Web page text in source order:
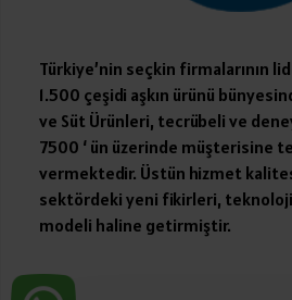
Türkiye’nin seçkin firmalarının
1.500 çeşidi aşkın ürünü
ve Süt Ürünleri, tecrübeli ve
7500 ‘ ün üzerinde müşterisine
vermektedir. Üstün hizmet
sektördeki yeni fikirleri,
modeli haline getirmiştir.